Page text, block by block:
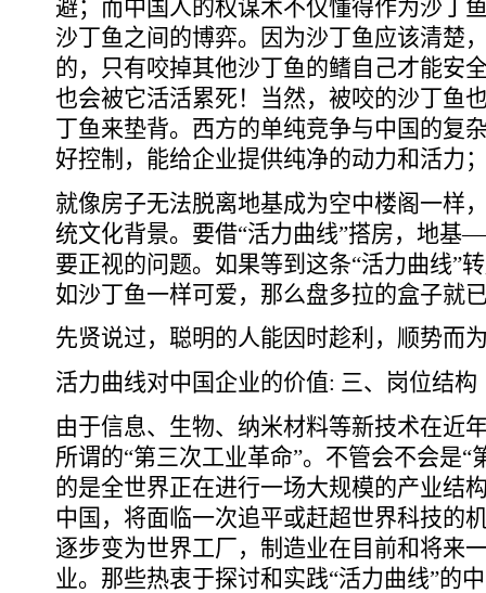
避；而中国人的权谋术不仅懂得作为沙丁
沙丁鱼之间的博弈。因为沙丁鱼应该清楚
的，只有咬掉其他沙丁鱼的鳍自己才能安
也会被它活活累死！当然，被咬的沙丁鱼
丁鱼来垫背。西方的单纯竞争与中国的复
好控制，能给企业提供纯净的动力和活力
就像房子无法脱离地基成为空中楼阁一样
统文化背景。要借“活力曲线”搭房，地
要正视的问题。如果等到这条“活力曲线”
如沙丁鱼一样可爱，那么盘多拉的盒子就
先贤说过，聪明的人能因时趁利，顺势而
活力曲线对中国企业的价值: 三、岗位结构
由于信息、生物、纳米材料等新技术在近
所谓的“第三次工业革命”。不管会不会是“
的是全世界正在进行一场大规模的产业结
中国，将面临一次追平或赶超世界科技的
逐步变为世界工厂，制造业在目前和将来
业。那些热衷于探讨和实践“活力曲线”的